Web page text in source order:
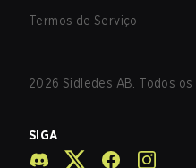
Termos de Serviço
2026 Sidledes AB. Todos
SIGA